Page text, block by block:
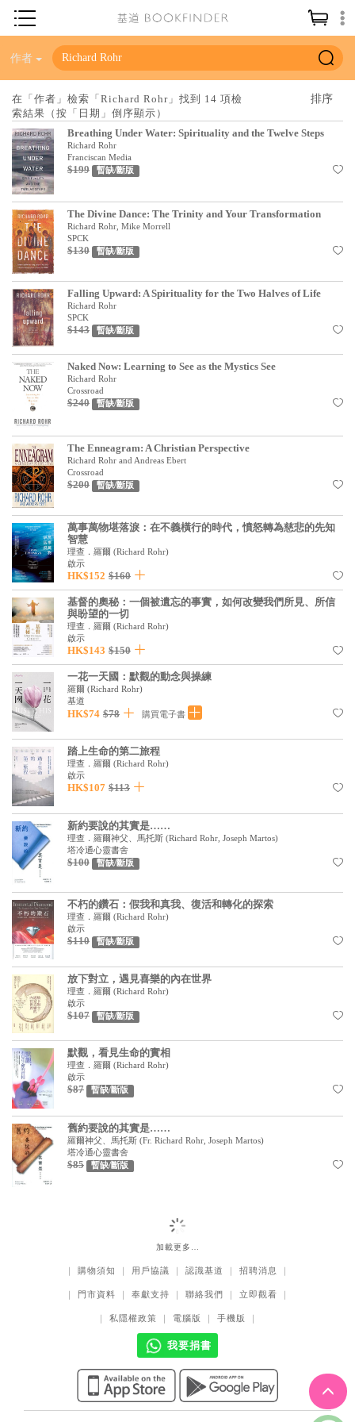
神學／教義
聖經
信仰入門
教會歷史
靈修／禱告
信徒生活
教會事工
分齡牧養
社會／倫理
哲學／宗教比較
見證／傳記
文藝／勵志
精選影音
其他
禮品專區
得獎作品推介
暢銷榜
中文二手書
英文二手書
精選英文書
電子書
基道 Top 50
作者
在「作者」檢索「Richard Rohr」找到 14 項檢
索結果（按「日期」倒序顯示）
Breathing Under Water: Spirituality and the Twelve Steps
Richard Rohr
Franciscan Media
$199 暫缺/斷版
The Divine Dance: The Trinity and Your Transformation
Richard Rohr, Mike Morrell
SPCK
$130 暫缺/斷版
Falling Upward: A Spirituality for the Two Halves of Life
Richard Rohr
SPCK
$143 暫缺/斷版
Naked Now: Learning to See as the Mystics See
Richard Rohr
Crossroad
$240 暫缺/斷版
The Enneagram: A Christian Perspective
Richard Rohr and Andreas Ebert
Crossroad
$200 暫缺/斷版
萬事萬物堪落淚：在不義橫行的時代，憤怒轉為慈悲的先知
智慧
理查．羅爾 (Richard Rohr)
啟示
HK$152 $160
基督的奧秘：一個被遺忘的事實，如何改變我們所見、所信
與盼望的一切
理查．羅爾 (Richard Rohr)
啟示
HK$143 $150
一花一天國：默觀的動念與操練
羅爾 (Richard Rohr)
基道
HK$74 $78 購買電子書
踏上生命的第二旅程
理查．羅爾 (Richard Rohr)
啟示
HK$107 $113
新約要說的其實是……
理查．羅爾神父、馬托斯 (Richard Rohr, Joseph Martos)
塔冷通心靈書舍
$100 暫缺/斷版
不朽的鑽石：假我和真我、復活和轉化的探索
理查．羅爾 (Richard Rohr)
啟示
$110 暫缺/斷版
放下對立，遇見喜樂的內在世界
理查．羅爾 (Richard Rohr)
啟示
$107 暫缺/斷版
默觀，看見生命的實相
理查．羅爾 (Richard Rohr)
啟示
$87 暫缺/斷版
舊約要說的其實是……
羅爾神父、馬托斯 (Fr. Richard Rohr, Joseph Martos)
塔冷通心靈書舍
$85 暫缺/斷版
加載更多…
｜ 購物須知 ｜ 用戶協議 ｜ 認識基道 ｜ 招聘消息 ｜
｜ 門市資料 ｜ 奉獻支持 ｜ 聯絡我們 ｜ 立即觀看 ｜
｜ 私隱權政策 ｜ 電腦版 ｜ 手機版 ｜
我要捐書